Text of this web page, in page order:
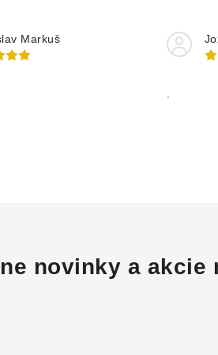
Markuš
novinky a akcie